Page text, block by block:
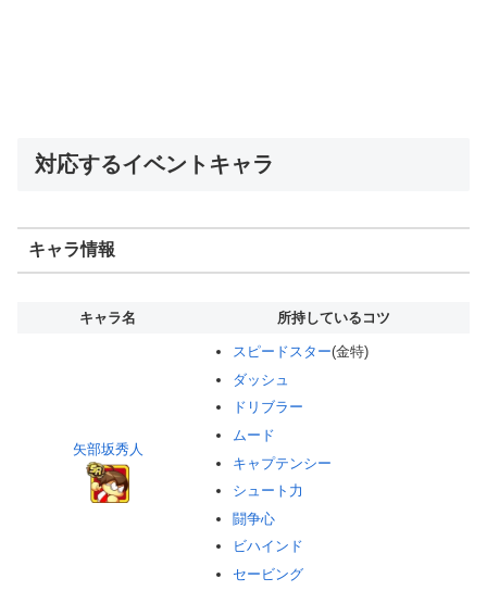
対応するイベントキャラ
キャラ情報
キャラ名 所持しているコツ
矢部坂秀人
スピードスター(金特)
ダッシュ
ドリブラー
ムード
キャプテンシー
シュート力
闘争心
ビハインド
セービング